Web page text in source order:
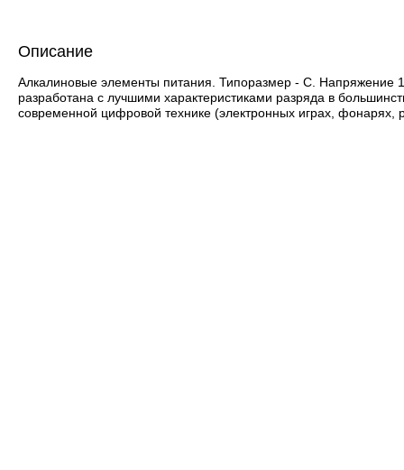
Описание
Алкалиновые элементы питания. Типоразмер - С. Напряжение
разработана с лучшими характеристиками разряда в
современной цифровой технике (электронных играх, фонарях,